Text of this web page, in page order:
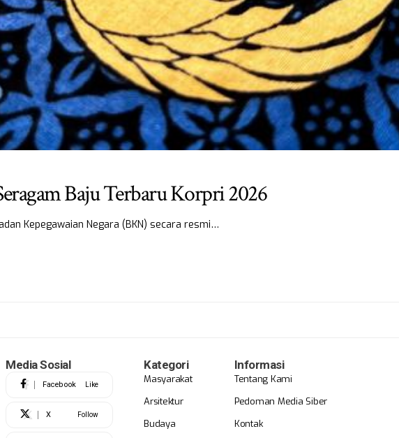
Baju Terbaru Korpri 2026
Kepegawaian Negara (BKN) secara resmi…
Media Sosial
Facebook Like
X Follow
Kategori
Masyarakat
Arsitektur
Budaya
Informasi
Tentang Kami
Pedoman Media Siber
Kontak